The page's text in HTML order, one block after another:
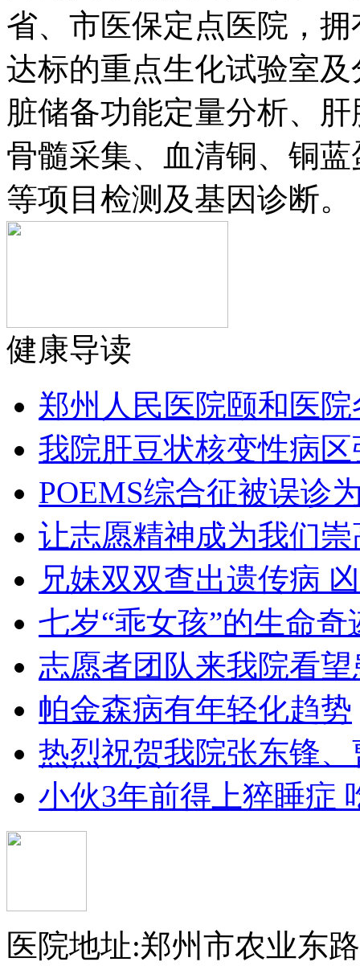
省、市医保定点医院，
达标的重点生化试验室
脏储备功能定量分析、
骨髓采集、血清铜、铜
等项目检测及基因诊断。
健康导读
郑州人民医院颐和医
我院肝豆状核变性病
POEMS综合征被误诊
让志愿精神成为我们
兄妹双双查出遗传病
七岁“乖女孩”的生命奇
志愿者团队来我院看
帕金森病有年轻化趋势
热烈祝贺我院张东锋
小伙3年前得上猝睡症
医院地址:郑州市农业东